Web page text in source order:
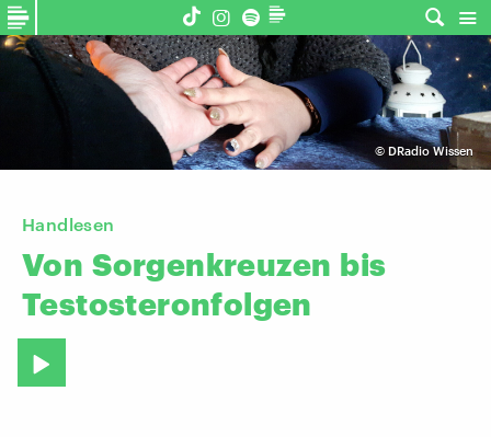
© DRadio Wissen
Handlesen
Von Sorgenkreuzen bis
Testosteronfolgen